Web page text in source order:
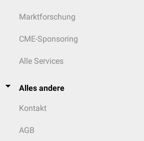
Marktforschung
CME-Sponsoring
Alle Services
Alles andere
Kontakt
AGB